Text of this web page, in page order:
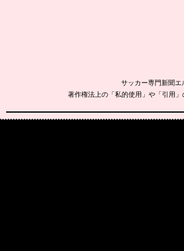
サッカー専門新聞エ
著作権法上の「私的使用」や「引用